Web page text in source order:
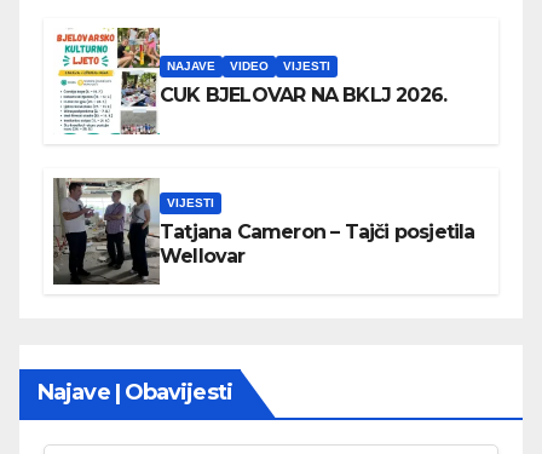
NAJAVE VIDEO VIJESTI
CUK BJELOVAR NA BKLJ 2026.
VIJESTI
Tatjana Cameron – Tajči posjetila
Wellovar
Najave | Obavijesti